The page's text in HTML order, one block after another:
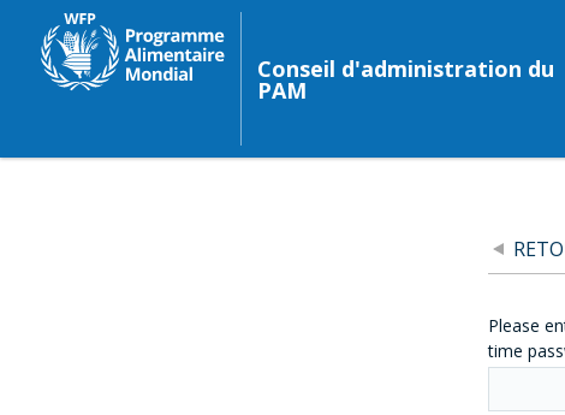
Conseil d'administration du
PAM
Please
time